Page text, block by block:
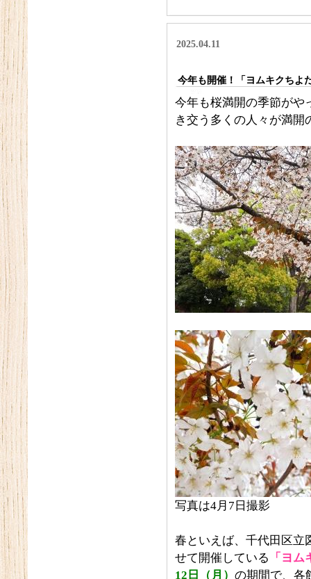
2025.04.11
今年も開催！「ヨムキクちよ
今年も桜満開の季節がや
き交う多くの人々が満開
写真は4月7日撮影
春といえば、千代田区立
せて開催している
「ヨ
12日（月） の期間で、各